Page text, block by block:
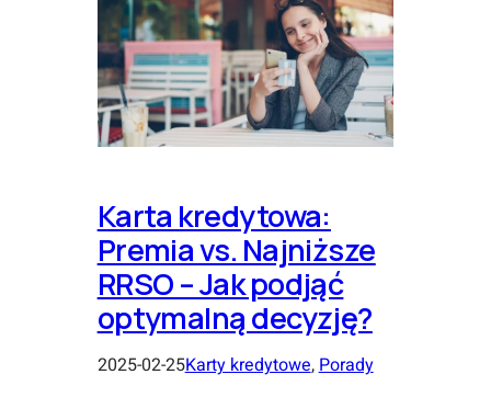
Karta kredytowa:
Premia vs. Najniższe
RRSO – Jak podjąć
optymalną decyzję?
2025-02-25Karty kredytowe, Porady